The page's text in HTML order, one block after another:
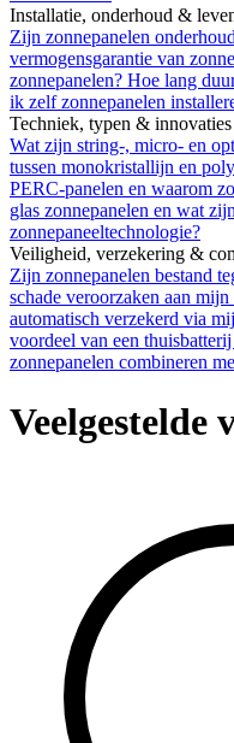
Installatie, onderhoud &
Zijn zonnepanelen
vermogensgarantie van
zonnepanelen? Hoe lang
ik zelf zonnepanelen
Techniek, typen & innovaties
Wat zijn string-, micro- en
tussen monokristallijn en
PERC-panelen en waarom
glas zonnepanelen en wat
zonnepaneeltechnologie?
Veiligheid, verzekering &
Zijn zonnepanelen bestand
schade veroorzaken aan mijn
automatisch verzekerd via
voordeel van een
zonnepanelen combineren
Veelgestelde